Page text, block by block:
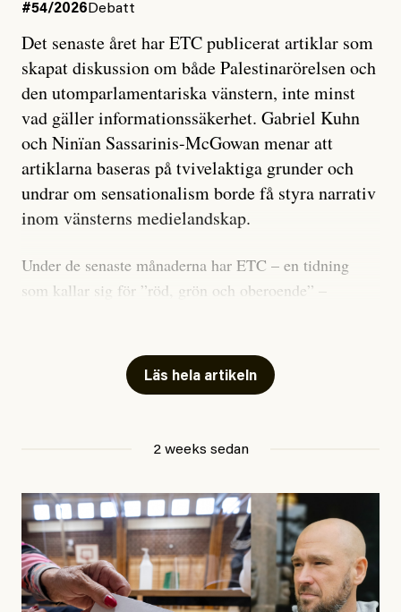
#54/2026 Debatt
Det senaste året har ETC publicerat artiklar som
skapat diskussion om både Palestinarörelsen och
den utomparlamentariska vänstern, inte minst
vad gäller informationssäkerhet. Gabriel Kuhn
och Ninïan Sassarinis-McGowan menar att
artiklarna baseras på tvivelaktiga grunder och
undrar om sensationalism borde få styra narrativ
inom vänsterns medielandskap.
Under de senaste månaderna har ETC – en tidning
som kallar sig för ”röd, grön och oberoende” –
skriver för? Vad betyder det att vara en ”röd, grön och
oberoende” tidning? Och vad är egentligen bra
utpekas som israelisk infiltratör”. Enligt ingressen
handlar artikeln om en person vars ”bakgrund skapar
splittring och oro i rörelsen”. Problemet är att artikeln
skapar betydligt mer oro i palestinarörelsen – och den
Läs hela artikeln
2 weeks sedan